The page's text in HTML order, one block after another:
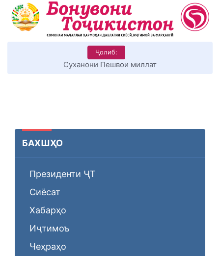
Ҷолиб:
КИТОБХОНИРО ДАР ХУД ТАШАККУЛ ДИҲЕМ
БАХШҲО
Президенти ҶТ
Сиёсат
Хабарҳо
Иҷтимоъ
Чеҳраҳо